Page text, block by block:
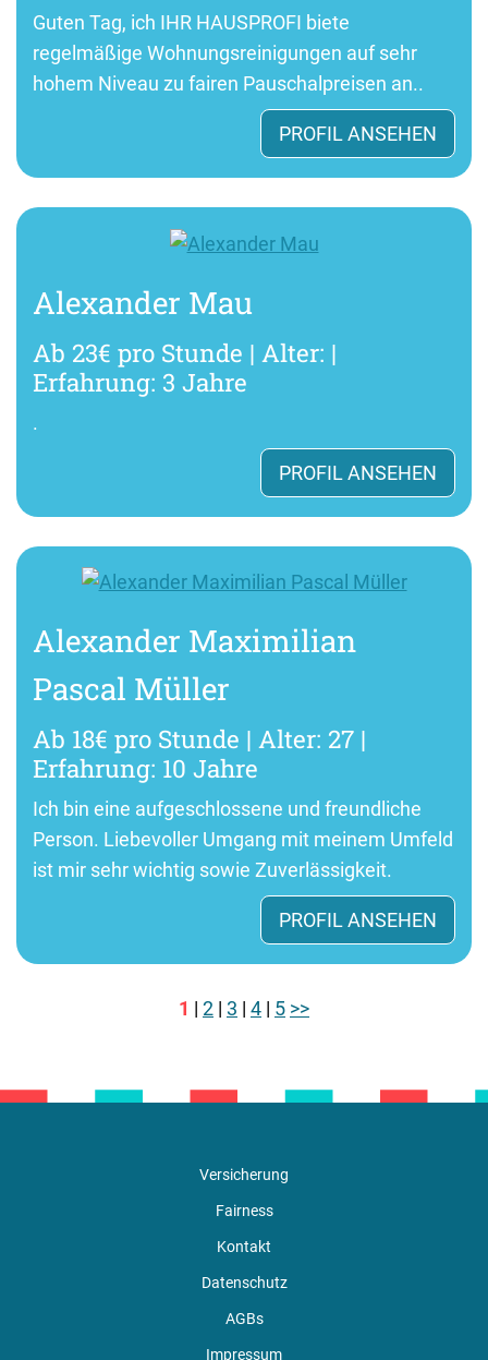
Guten Tag, ich IHR HAUSPROFI biete
regelmäßige Wohnungsreinigungen auf sehr
hohem Niveau zu fairen Pauschalpreisen an..
PROFIL ANSEHEN
Alexander Mau
Ab 23€ pro Stunde | Alter: |
Erfahrung: 3 Jahre
.
PROFIL ANSEHEN
Alexander Maximilian
Pascal Müller
Ab 18€ pro Stunde | Alter: 27 |
Erfahrung: 10 Jahre
Ich bin eine aufgeschlossene und freundliche
Person. Liebevoller Umgang mit meinem Umfeld
ist mir sehr wichtig sowie Zuverlässigkeit.
PROFIL ANSEHEN
1 | 2 | 3 | 4 | 5 >>
Versicherung
Fairness
Kontakt
Datenschutz
AGBs
Impressum